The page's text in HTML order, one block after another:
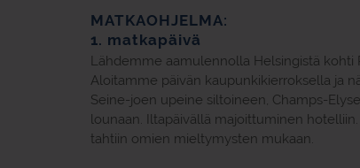
MATKAOHJELMA:
1. matkapäivä
Lähdemme aamulennolla Helsingistä kohti
Aloitamme päivän kaupunkikierroksella ja
Seine-joen upeine siltoineen, Champs-
lounaan. Iltapäivällä majoittuminen
tahtiin omien mieltymysten mukaan.